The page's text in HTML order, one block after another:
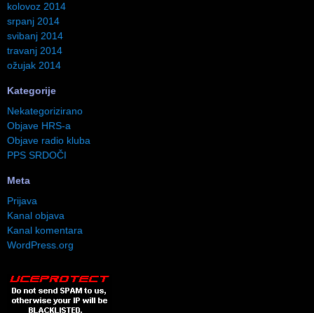
kolovoz 2014
srpanj 2014
svibanj 2014
travanj 2014
ožujak 2014
Kategorije
Nekategorizirano
Objave HRS-a
Objave radio kluba
PPS SRDOČI
Meta
Prijava
Kanal objava
Kanal komentara
WordPress.org